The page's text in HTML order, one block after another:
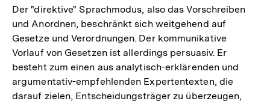
der
Fußnote
Der "direktive" Sprachmodus, also das Vorschreiben
und Anordnen, beschränkt sich weitgehend auf
Gesetze und Verordnungen. Der kommunikative
Vorlauf von Gesetzen ist allerdings persuasiv. Er
besteht zum einen aus analytisch-erklärenden und
argumentativ-empfehlenden Expertentexten, die
darauf zielen, Entscheidungsträger zu überzeugen,